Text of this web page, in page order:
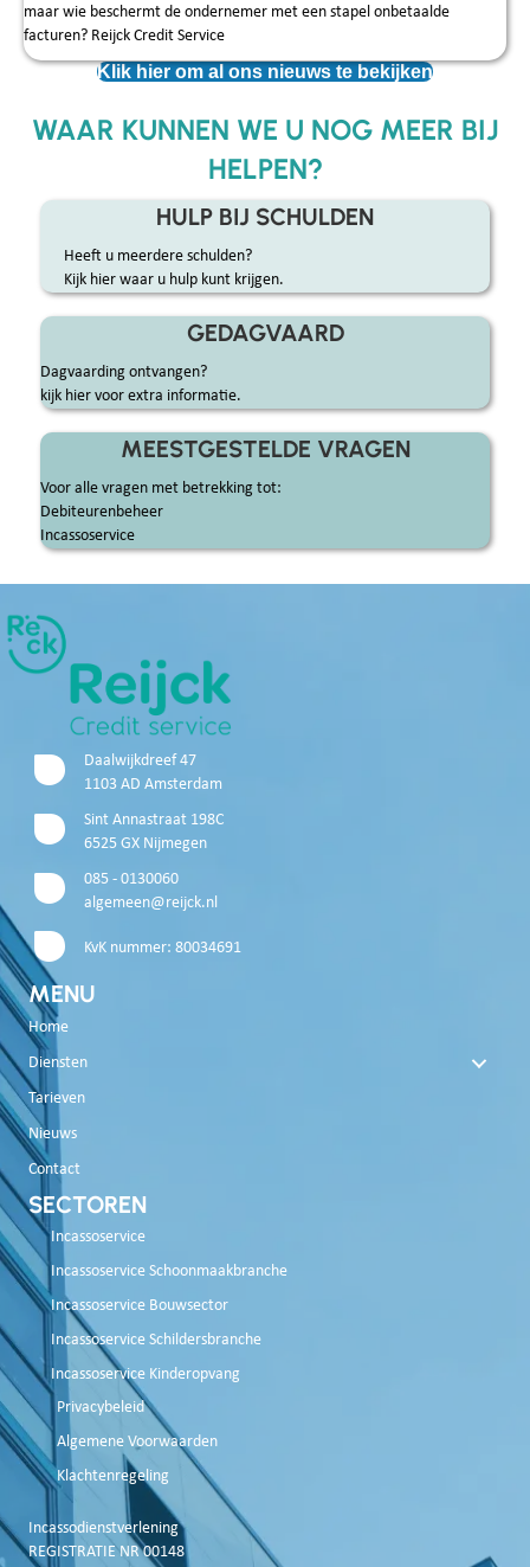
maar wie beschermt de ondernemer met een stapel onbetaalde
facturen? Reijck Credit Service
Klik hier om al ons nieuws te bekijken
WAAR KUNNEN WE U NOG MEER BIJ
HELPEN?
HULP BIJ SCHULDEN
Heeft u meerdere schulden?
Kijk hier waar u hulp kunt krijgen.
GEDAGVAARD
Dagvaarding ontvangen?
kijk hier voor extra informatie.
MEESTGESTELDE VRAGEN
Voor alle vragen met betrekking tot:
Debiteurenbeheer
Incassoservice
Daalwijkdreef 47
1103 AD Amsterdam
Sint Annastraat 198C
6525 GX Nijmegen
085 - 0130060
algemeen@reijck.nl
KvK nummer: 80034691
MENU
Home
Diensten
Tarieven
Nieuws
Contact
SECTOREN
Incassoservice
Incassoservice Schoonmaakbranche
Incassoservice Bouwsector
Incassoservice Schildersbranche
Incassoservice Kinderopvang
Privacybeleid
Algemene Voorwaarden
Klachtenregeling
Incassodienstverlening
REGISTRATIE NR 00148